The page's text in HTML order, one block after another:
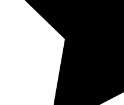
Комментарий